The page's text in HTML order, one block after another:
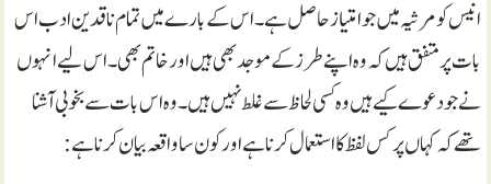
انیس کو مرثیہ میں جو امتیاز حاصل ہے۔ اس کے بارے میں تمام ناقدین ادب اس
بات پر متفق ہیں کہ وہ اپنے طرز کے موجد بھی ہیں اور خاتم بھی۔ ا س لیے انہوں
نے جو دعوے کیے ہیں وہ کسی لحاظ سے غلط نہیں ہیں۔ وہ اس بات سے بخوبی آشنا
تھے کہ کہاں پر کس لفظ کا استعمال کرنا ہے اور کون سا واقعہ بیان کرنا ہے: